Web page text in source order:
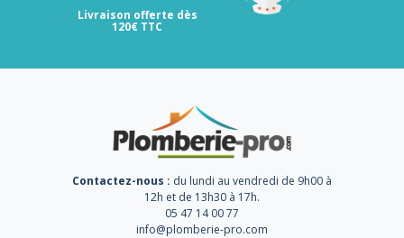
Livraison offerte dès
120€ TTC
Contactez-nous : du lundi au vendredi de 9h00 à
12h et de 13h30 à 17h.
05 47 14 00 77
info@plomberie-pro.com